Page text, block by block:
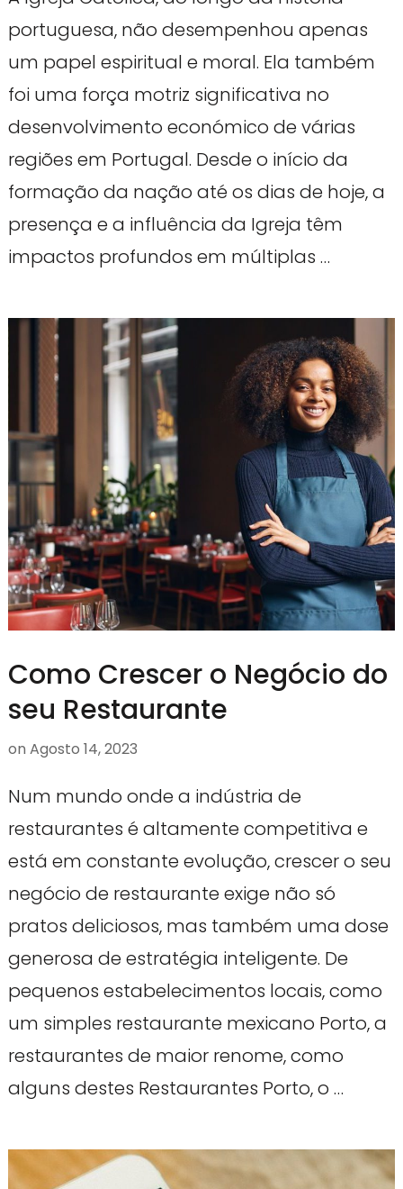
portuguesa, não desempenhou apenas
um papel espiritual e moral. Ela também
foi uma força motriz significativa no
desenvolvimento económico de várias
regiões em Portugal. Desde o início da
formação da nação até os dias de hoje, a
presença e a influência da Igreja têm
impactos profundos em múltiplas …
Como Crescer o Negócio do
seu Restaurante
on Agosto 14, 2023
Num mundo onde a indústria de
restaurantes é altamente competitiva e
está em constante evolução, crescer o seu
negócio de restaurante exige não só
pratos deliciosos, mas também uma dose
generosa de estratégia inteligente. De
pequenos estabelecimentos locais, como
um simples restaurante mexicano Porto, a
restaurantes de maior renome, como
alguns destes Restaurantes Porto, o …